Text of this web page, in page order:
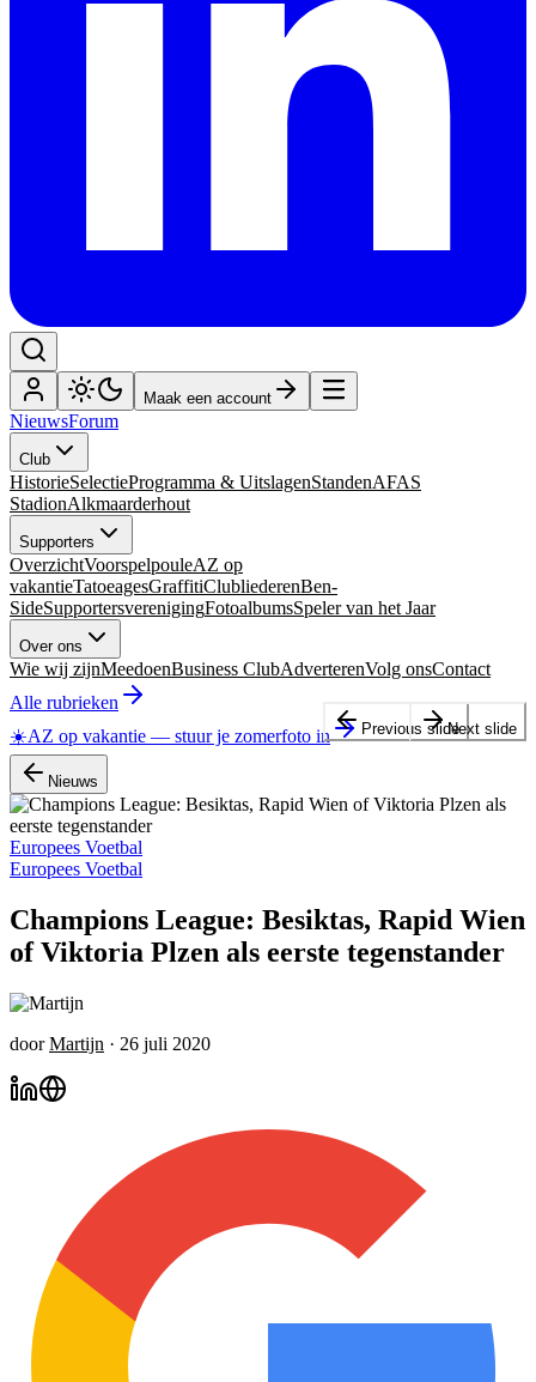
Maak een account
NieuwsForum
Club
HistorieSelectieProgramma & UitslagenStandenAFAS
StadionAlkmaarderhout
Supporters
OverzichtVoorspelpouleAZ op
vakantieTatoeagesGraffitiClubliederenBen-
SideSupportersverenigingFotoalbumsSpeler van het Jaar
Over ons
Wie wij zijnMeedoenBusiness ClubAdverterenVolg onsContact
Alle rubrieken
☀️AZ op vakantie — stuur je zomerfoto in
Nieuws
Europees Voetbal
Europees Voetbal
Champions League: Besiktas, Rapid Wien
of Viktoria Plzen als eerste tegenstander
door Martijn · 26 juli 2020
Previous slideNext slide